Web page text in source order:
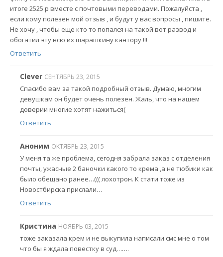
итоге 2525 р вместе с почтовыми переводами. Пожалуйста ,
если кому полезен мой отзыв , и будут у вас вопросы , пишите.
Не хочу , чтобы еще кто то попался на такой вот развод и
обогатил эту всю их шарашкину кантору !!!
Ответить
Clever СЕНТЯБРЬ 23, 2015
Спасибо вам за такой подробный отзыв. Думаю, многим
девушкам он будет очень полезен. Жаль, что на нашем
доверии многие хотят нажиться(
Ответить
Аноним ОКТЯБРЬ 23, 2015
У меня та же проблема, сегодня забрала заказ с отделения
почты, ужасные 2 баночки какого то крема ,а не тюбики как
было обещано ранее…((( лохотрон. К стати тоже из
Новостбирска прислали…
Ответить
Кристина НОЯБРЬ 03, 2015
тоже заказала крем и не выкупила написали смс мне о том
что бы я ждала повестку в суд…….